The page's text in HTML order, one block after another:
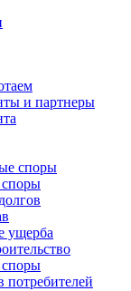
и партнеры
споры
споры
ущерба
потребителей